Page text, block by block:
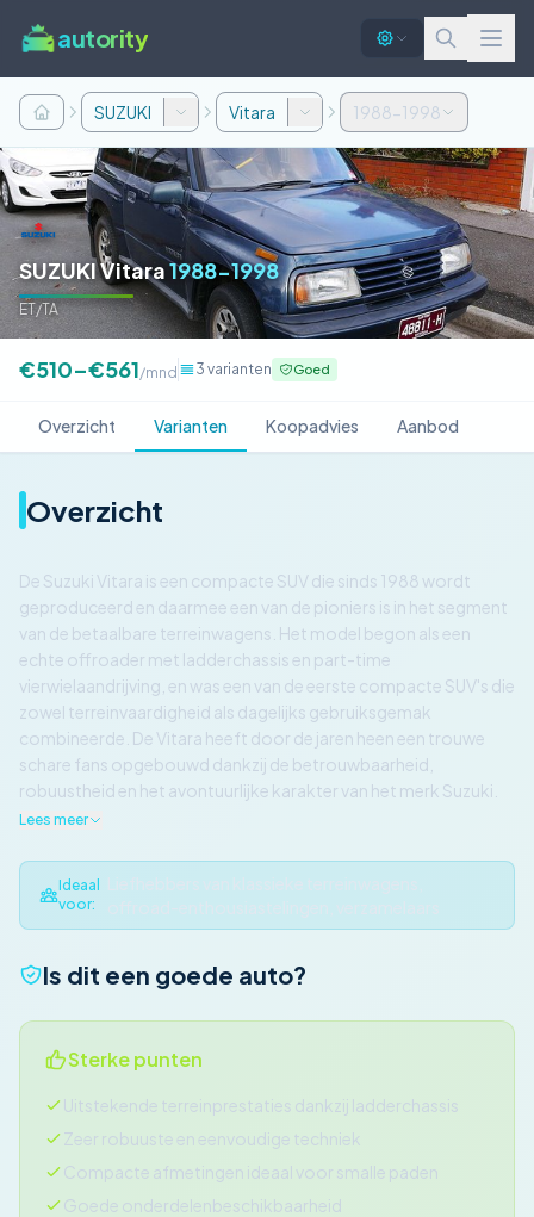
autority
SUZUKI Vitara 1988-1998
SUZUKI Vitara1988-1998
ET/TA
€510–€561/mnd 3 varianten Goed
Overzicht Varianten Koopadvies Aanbod
Overzicht
De Suzuki Vitara is een compacte SUV die sinds 1988 wordt
geproduceerd en daarmee een van de pioniers is in het segment
van de betaalbare terreinwagens. Het model begon als een
echte offroader met ladderchassis en part-time
vierwielaandrijving, en was een van de eerste compacte SUV's die
zowel terreinvaardigheid als dagelijks gebruiksgemak
combineerde. De Vitara heeft door de jaren heen een trouwe
schare fans opgebouwd dankzij de betrouwbaarheid,
robuustheid en het avontuurlijke karakter van het merk Suzuki.
Lees meer
Ideaal
voor:
Is dit een goede auto?
Sterke punten
Uitstekende terreinprestaties dankzij ladderchassis
Zeer robuuste en eenvoudige techniek
Compacte afmetingen ideaal voor smalle paden
Goede onderdelenbeschikbaarheid